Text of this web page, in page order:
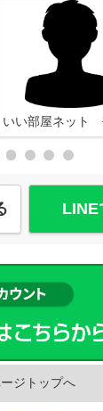
LINE
ジトップへ